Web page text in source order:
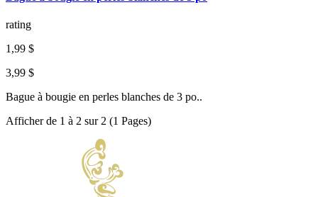
rating
1,99 $
3,99 $
Bague à bougie en perles blanches de 3 po..
Afficher de 1 à 2 sur 2 (1 Pages)